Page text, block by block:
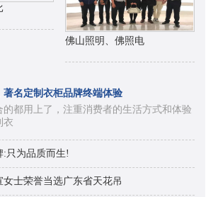
佛山照明、佛照电
著名定制衣柜品牌终端体验
都用上了，注重消费者的生活方式和体验
衣
:只为品质而生!
女士荣誉当选广东省天花吊